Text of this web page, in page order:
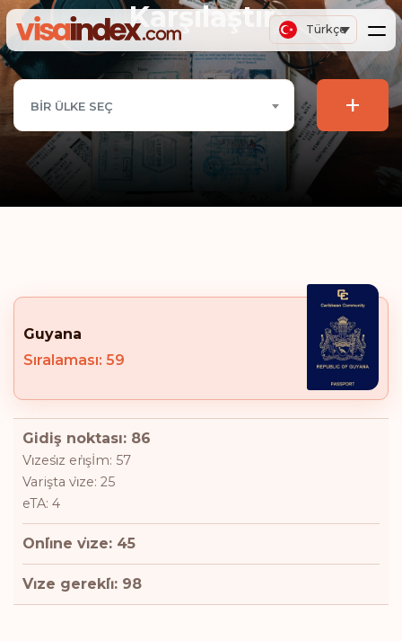
Türkçe
Karşılaştır
BIR ÜLKE SEÇ +
Guyana
Sıralaması: 59
Gidiş noktası: 86
Vi̇zesi̇z eri̇şİm: 57
Varişta vi̇ze: 25
eTA: 4
Onli̇ne vi̇ze: 45
Vi̇ze gerekli̇: 98